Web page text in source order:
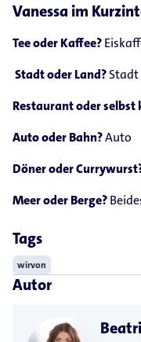
Vanessa im
Tee oder Kaffee?
Stadt oder Land?Stadt
Restaurant oder selbst
Auto oder Bahn?Auto
Döner oder
Meer oder Berge?
Tags
wirvon
Autor